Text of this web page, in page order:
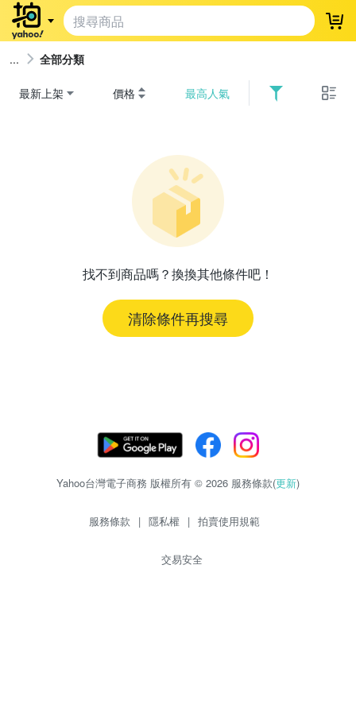
登
全部分類
最新上架 價格 最高人氣
找不到商品嗎？換換其他條件吧！
清除條件再搜尋
Yahoo台灣電子商務 版權所有 © 2026 服務條款(更新)
服務條款 | 隱私權 | 拍賣使用規範
交易安全